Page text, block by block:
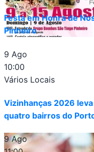
Festa em Honra de
Pinheiro
9 Ago
10:00
Vários Locais
Vizinhanças 2026
quatro bairros do
9 Ago